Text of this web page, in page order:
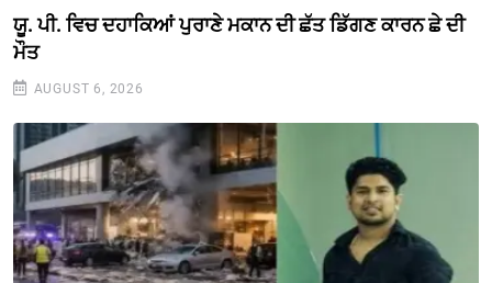
ਯੂ. ਪੀ. ਵਿਚ ਦਹਾਕਿਆਂ ਪੁਰਾਣੇ ਮਕਾਨ ਦੀ ਛੱਤ ਡਿੱਗਣ ਕਾਰਨ ਛੇ ਦੀ
ਮੌਤ
AUGUST 6, 2026